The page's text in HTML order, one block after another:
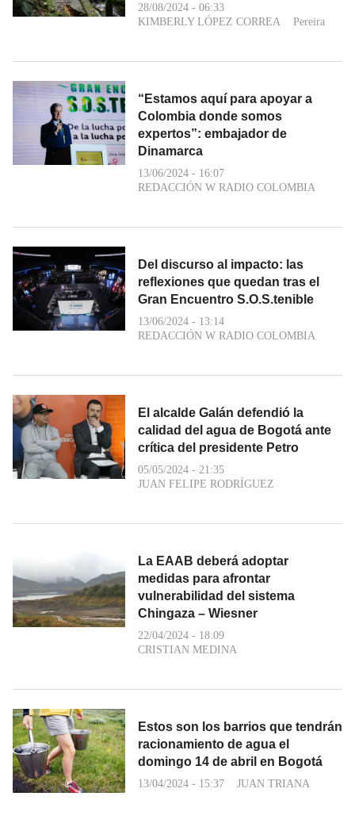
28/08/2024 - 06:33
KIMBERLY LÓPEZ CORREA
Pereira
“Estamos aquí para apoyar a
Colombia donde somos
expertos”: embajador de
Dinamarca
13/06/2024 - 16:07
REDACCIÓN W RADIO COLOMBIA
Del discurso al impacto: las
reflexiones que quedan tras el
Gran Encuentro S.O.S.tenible
13/06/2024 - 13:14
REDACCIÓN W RADIO COLOMBIA
El alcalde Galán defendió la
calidad del agua de Bogotá ante
crítica del presidente Petro
05/05/2024 - 21:35
JUAN FELIPE RODRÍGUEZ
La EAAB deberá adoptar
medidas para afrontar
vulnerabilidad del sistema
Chingaza – Wiesner
22/04/2024 - 18:09
CRISTIAN MEDINA
Estos son los barrios que tendrán
racionamiento de agua el
domingo 14 de abril en Bogotá
13/04/2024 - 15:37 JUAN TRIANA